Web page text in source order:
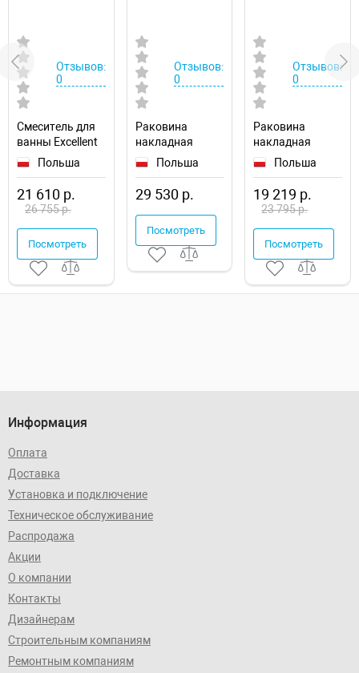
Отзывов:
0
Смеситель для
ванны Excellent
Pi ArexПольша
21 610 р.
26 755 р.
Посмотреть
Отзывов:
0
Раковина
накладная
Excellent x50
Польша
29 530 р.
Посмотреть
Отзывов:
0
Раковина
накладная
Excellent Cori 38
Польша
19 219 р.
23 795 р.
Посмотреть
Информация
Оплата
Доставка
Установка и подключение
Техническое обслуживание
Распродажа
Акции
О компании
Контакты
Дизайнерам
Строительным компаниям
Ремонтным компаниям